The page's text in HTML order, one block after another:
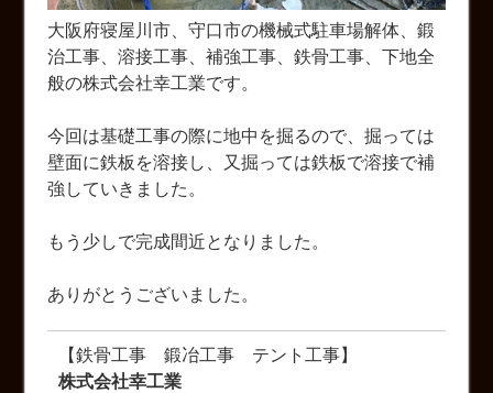
大阪府寝屋川市、守口市の機械式駐車場解体、鍛
治工事、溶接工事、補強工事、鉄骨工事、下地全
般の株式会社幸工業です。
今回は基礎工事の際に地中を掘るので、掘っては
壁面に鉄板を溶接し、又掘っては鉄板で溶接で補
強していきました。
もう少しで完成間近となりました。
ありがとうございました。
【鉄骨工事 鍛冶工事 テント工事】
株式会社幸工業